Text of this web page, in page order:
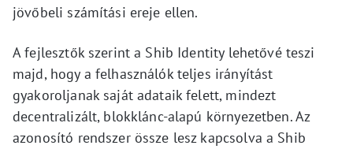
jövőbeli számítási ereje ellen.
A fejlesztők szerint a Shib Identity lehetővé teszi
majd, hogy a felhasználók teljes irányítást
gyakoroljanak saját adataik felett, mindezt
decentralizált, blokklánc-alapú környezetben. Az
azonosító rendszer össze lesz kapcsolva a Shib